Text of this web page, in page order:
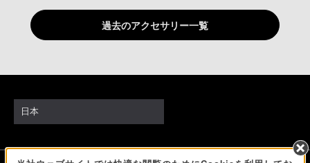
過去のアクセサリー一覧
日本